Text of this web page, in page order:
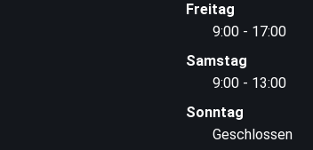
Freitag
9:00 - 17:00
Samstag
9:00 - 13:00
Sonntag
Geschlossen